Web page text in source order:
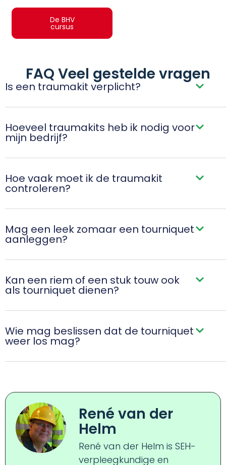
De BHV
cursus
FAQ Veel gestelde vragen
Is een traumakit verplicht?
Hoeveel traumakits heb ik nodig voor
mijn bedrijf?
Hoe vaak moet ik de traumakit
controleren?
Mag een leek zomaar een tourniquet
aanleggen?
Kan een riem of een stuk touw ook
als tourniquet dienen?
Wie mag beslissen dat de tourniquet
weer los mag?
René van der
Helm
René van der Helm is SEH-
verpleegkundige en